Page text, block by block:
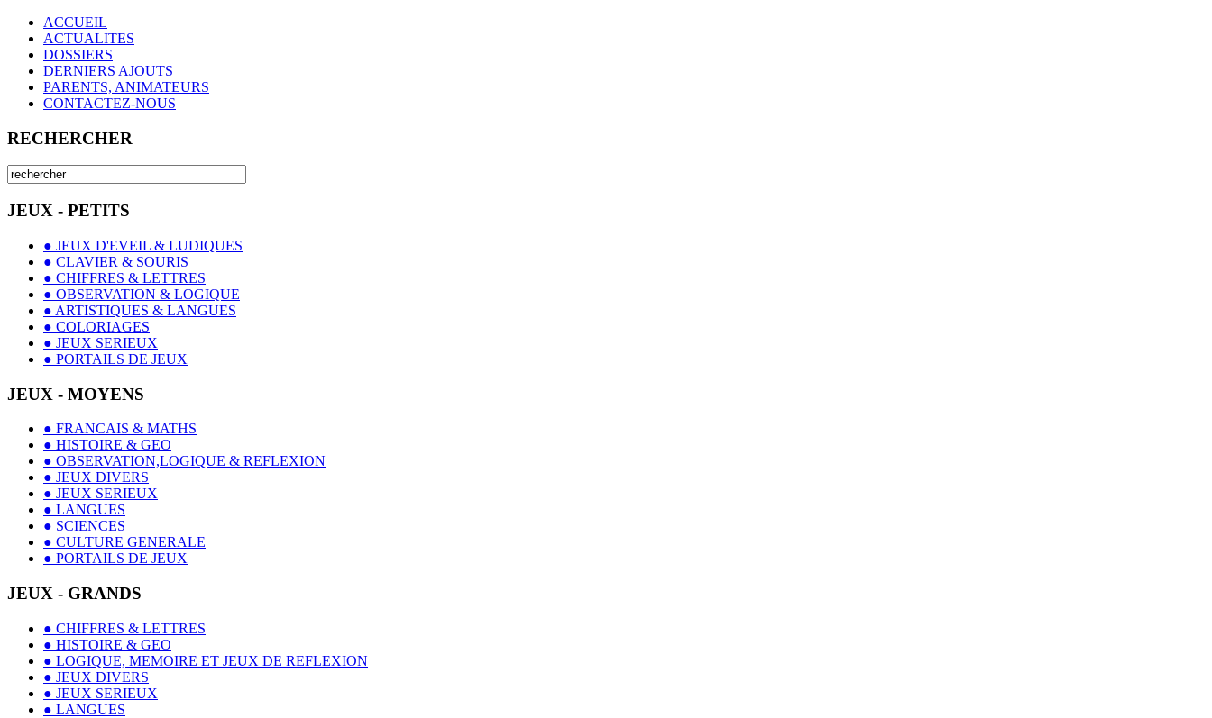
ACCUEIL
ACTUALITES
DOSSIERS
DERNIERS AJOUTS
PARENTS, ANIMATEURS
CONTACTEZ-NOUS
RECHERCHER
JEUX - PETITS
● JEUX D'EVEIL & LUDIQUES
● CLAVIER & SOURIS
● CHIFFRES & LETTRES
● OBSERVATION & LOGIQUE
● ARTISTIQUES & LANGUES
● COLORIAGES
● JEUX SERIEUX
● PORTAILS DE JEUX
JEUX - MOYENS
● FRANCAIS & MATHS
● HISTOIRE & GEO
● OBSERVATION,LOGIQUE & REFLEXION
● JEUX DIVERS
● JEUX SERIEUX
● LANGUES
● SCIENCES
● CULTURE GENERALE
● PORTAILS DE JEUX
JEUX - GRANDS
● CHIFFRES & LETTRES
● HISTOIRE & GEO
● LOGIQUE, MEMOIRE ET JEUX DE REFLEXION
● JEUX DIVERS
● JEUX SERIEUX
● LANGUES